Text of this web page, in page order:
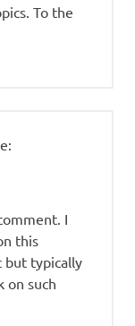
To the
I
this
but typically
on such